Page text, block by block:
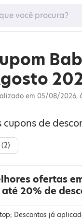
em 05/08/2026,
de
2)
ofertas
20% de
Descontos já